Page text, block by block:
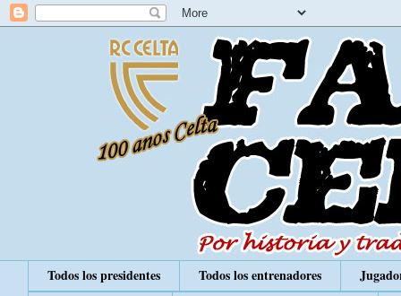
Todos los presidentes Todos los entrenadores